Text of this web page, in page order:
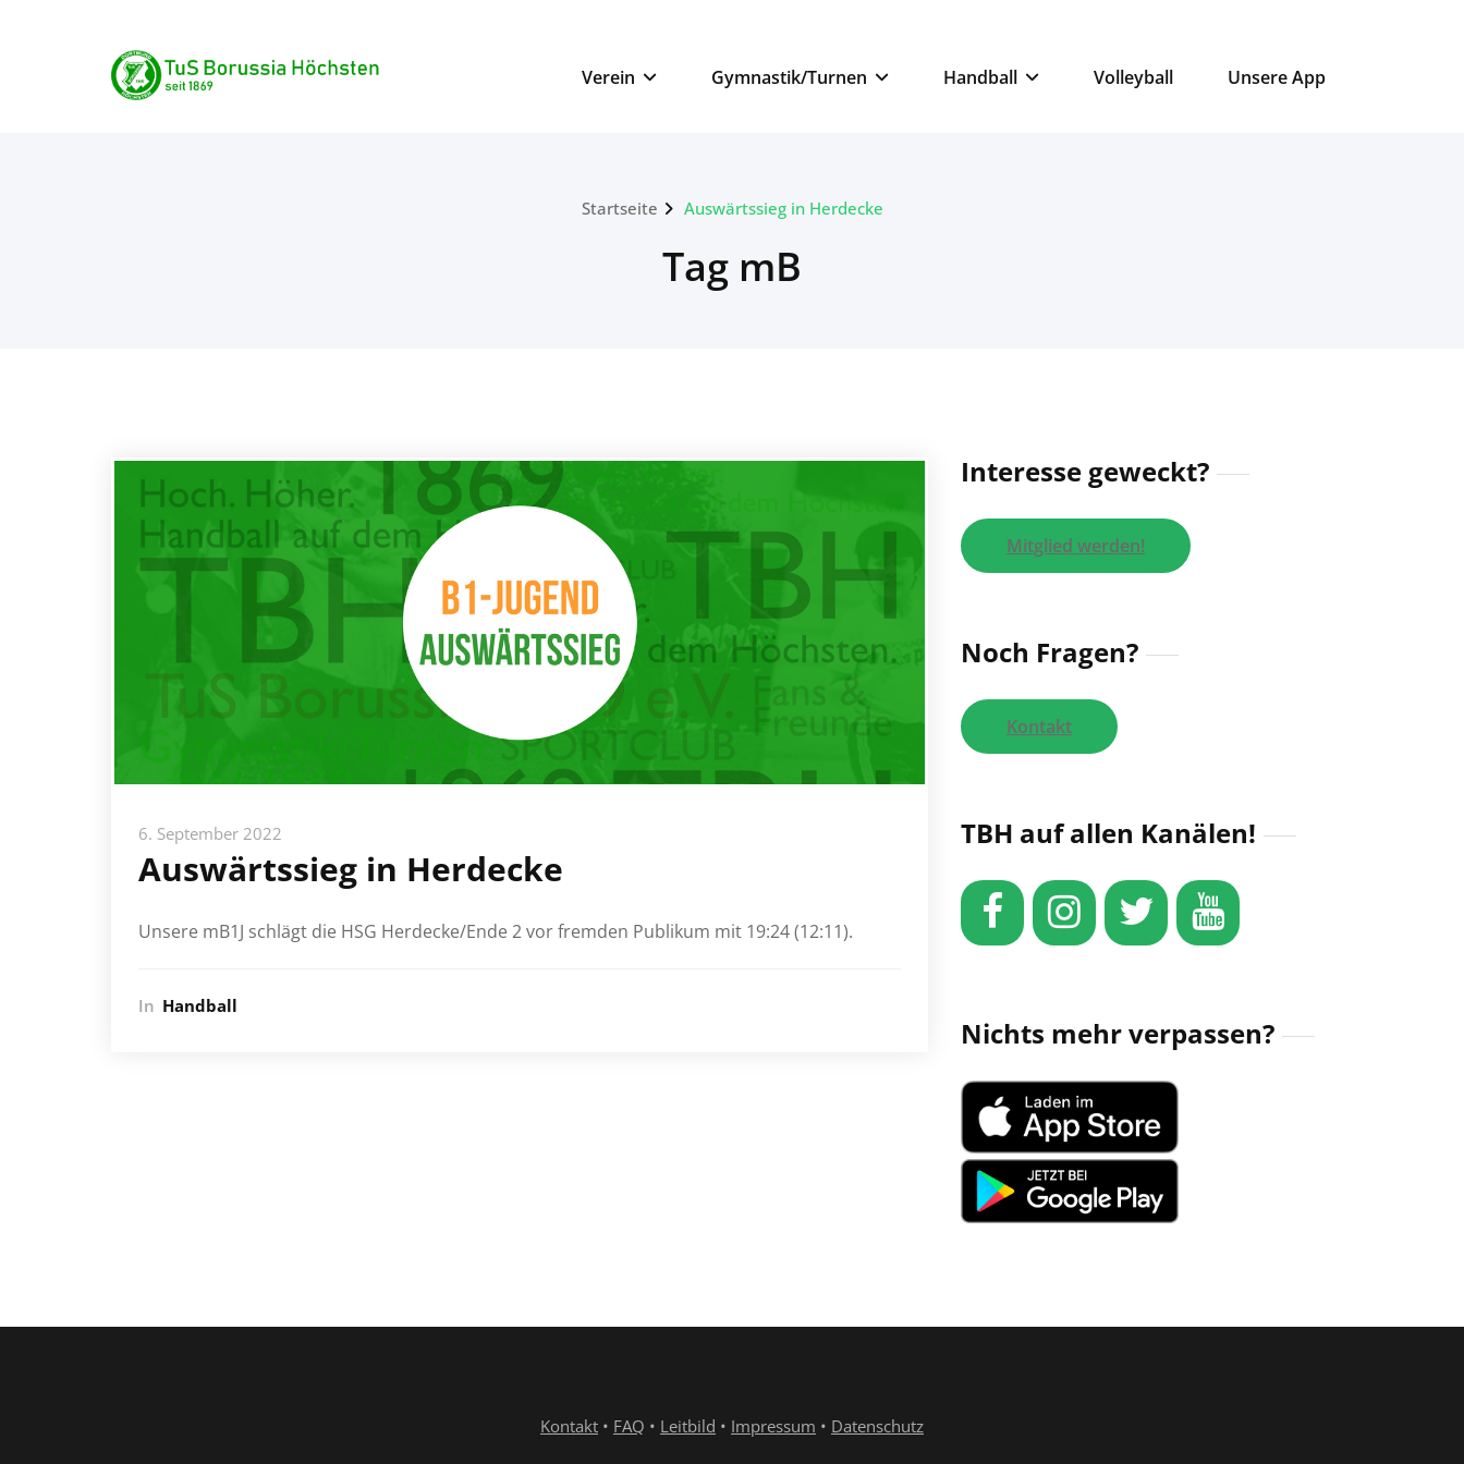
TuS Borussia Höchsten
seit 1869
Verein Gymnastik/Turnen Handball Volleyball Unsere App
Startseite Auswärtssieg in Herdecke
Tag mB
6. September 2022
Auswärtssieg in Herdecke
Unsere mB1J schlägt die HSG Herdecke/Ende 2 vor fremden Publikum mit 19:24 (12:11).
In Handball
Interesse geweckt?
Mitglied werden!
Noch Fragen?
Kontakt
TBH auf allen Kanälen!
Nichts mehr verpassen?
Kontakt • FAQ • Leitbild • Impressum • Datenschutz